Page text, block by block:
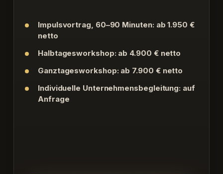
Impulsvortrag, 60–90 Minuten: ab 1.950 €
netto
Halbtagesworkshop: ab 4.900 € netto
Ganztagesworkshop: ab 7.900 € netto
Individuelle Unternehmensbegleitung: auf
Anfrage